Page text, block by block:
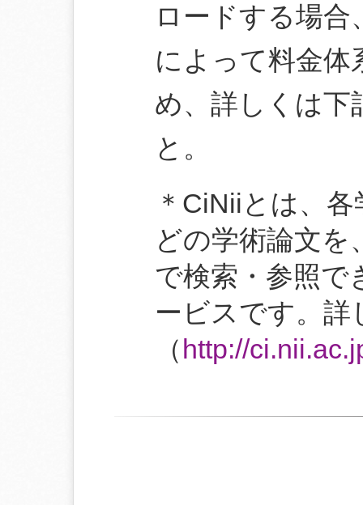
ロードする場
によって料金体
め、詳しくは下
と。
＊CiNiiとは、
どの学術論文
で検索・参照で
ービスです。詳
（http://